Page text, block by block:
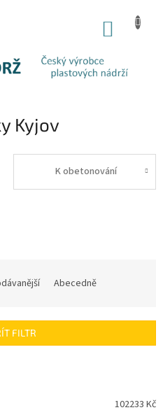
Kyjov
K obetonování
Abecedně
FILTR
102233 Kč